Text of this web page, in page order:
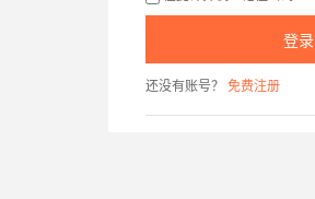
登录
还没有账号？ 免费注册